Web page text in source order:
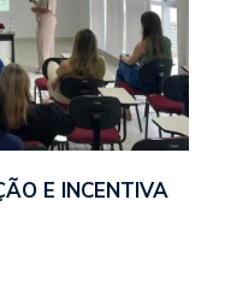
E INCENTIVA